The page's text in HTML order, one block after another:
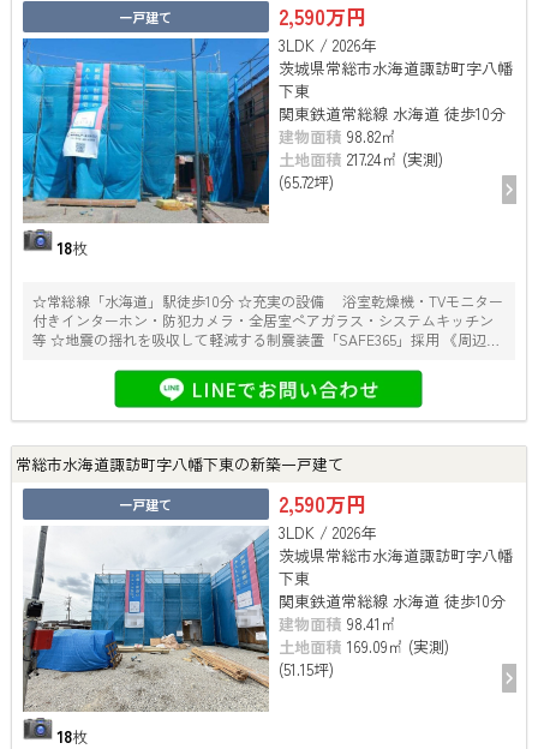
一戸建て
18枚
2,590万円
3LDK / 2026年
茨城県常総市水海道諏訪町字八幡
下東
関東鉄道常総線 水海道 徒歩10分
建物面積 98.82㎡
土地面積 217.24㎡ (実測)
(65.72坪)
☆常総線「水海道」駅徒歩10分 ☆充実の設備 浴室乾燥機・TVモニター
付きインターホン・防犯カメラ・全居室ペアガラス・システムキッチン
等 ☆地震の揺れを吸収して軽減する制震装置「SAFE365」採用 《周辺施
TAIRAYAファインズ淵頭店……約730ｍ 〇セブンイレブン水海道諏訪町
店……約500ｍ 〇クスリのアオキ水海道諏訪店……約450ｍ 〇水海道郵便
局……約340ｍ
常総市水海道諏訪町字八幡下東の新築一戸建て
一戸建て
18枚
2,590万円
3LDK / 2026年
茨城県常総市水海道諏訪町字八幡
下東
関東鉄道常総線 水海道 徒歩10分
建物面積 98.41㎡
土地面積 169.09㎡ (実測)
(51.15坪)